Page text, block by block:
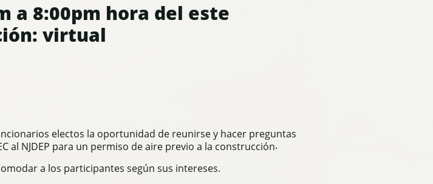
electos la oportunidad de reunirse y hacer preguntas
al NJDEP para un permiso de aire previo a la construcción.
a los participantes según sus intereses.
a 8:00pm hora del este
virtual